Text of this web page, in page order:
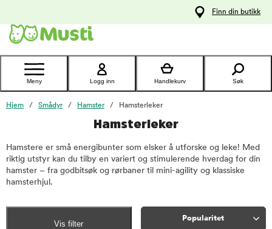
Kontakt
kundeservice
Finn din butikk
Meny Logg inn Handlekurv Søk
Hjem Smådyr Hamster Hamsterleker
Hamsterleker
Hamstere er små energibunter som elsker å utforske og leke! Med
riktig utstyr kan du tilby en variert og stimulerende hverdag for din
hamster – fra godbitsøk og rørbaner til mini-agility og klassiske
hamsterhjul.
Vis filter
Popularitet